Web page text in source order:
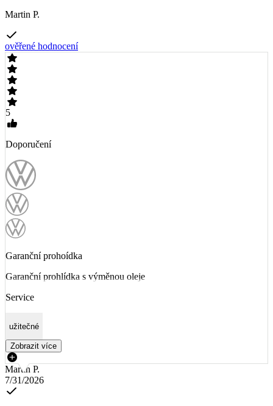
Martin P.
ověřené hodnocení
5
Doporučení
Garanční prohoídka
Garanční prohlídka s výměnou oleje
Service
užitečné
Zobrazit více
Martin P.
7/31/2026